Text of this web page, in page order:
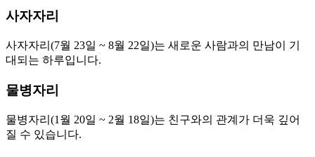
사자자리
사자자리(7월 23일 ~ 8월 22일)는 새로운 사람과의 만남이 기
대되는 하루입니다.
물병자리
물병자리(1월 20일 ~ 2월 18일)는 친구와의 관계가 더욱 깊어
질 수 있습니다.